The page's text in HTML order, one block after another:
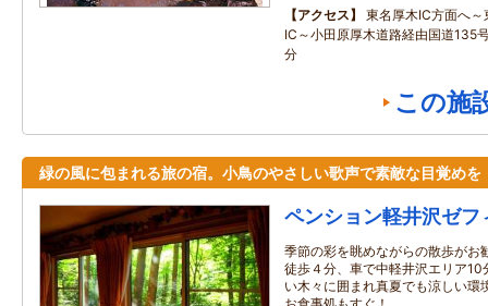
アクセス
東名厚木IC方面へ
IC～小田原厚木道路経由国道135
分
この施
緑の風に包まれる旅の宿。小鳥のやさしい歌声で素敵な目覚めを
ペンション軽井沢ゼフ
季節の彩を眺めながらの散歩がお
徒歩４分、車で中軽井沢エリア
い木々に囲まれ真夏でも涼しい環